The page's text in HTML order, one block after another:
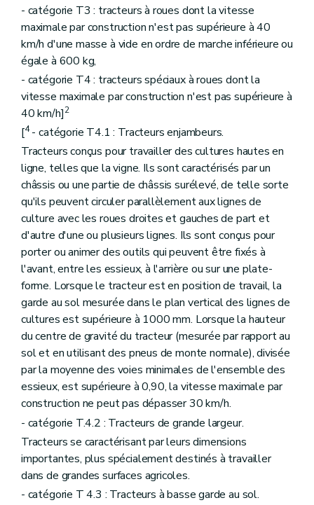
- catégorie T3 : tracteurs à roues dont la vitesse
maximale par construction n'est pas supérieure à 40
km/h d'une masse à vide en ordre de marche inférieure ou
égale à 600 kg,
- catégorie T4 : tracteurs spéciaux à roues dont la
vitesse maximale par construction n'est pas supérieure à
40 km/h]2
[4- catégorie T4.1 : Tracteurs enjambeurs.
Tracteurs conçus pour travailler des cultures hautes en
ligne, telles que la vigne. Ils sont caractérisés par un
châssis ou une partie de châssis surélevé, de telle sorte
qu'ils peuvent circuler parallèlement aux lignes de
culture avec les roues droites et gauches de part et
d'autre d'une ou plusieurs lignes. Ils sont conçus pour
porter ou animer des outils qui peuvent être fixés à
l'avant, entre les essieux, à l'arrière ou sur une plate-
forme. Lorsque le tracteur est en position de travail, la
garde au sol mesurée dans le plan vertical des lignes de
cultures est supérieure à 1000 mm. Lorsque la hauteur
du centre de gravité du tracteur (mesurée par rapport au
sol et en utilisant des pneus de monte normale), divisée
par la moyenne des voies minimales de l'ensemble des
essieux, est supérieure à 0,90, la vitesse maximale par
construction ne peut pas dépasser 30 km/h.
- catégorie T.4.2 : Tracteurs de grande largeur.
Tracteurs se caractérisant par leurs dimensions
importantes, plus spécialement destinés à travailler
dans de grandes surfaces agricoles.
- catégorie T 4.3 : Tracteurs à basse garde au sol.